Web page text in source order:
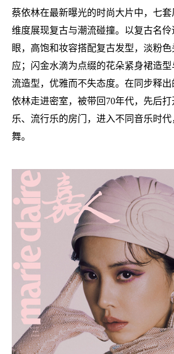
蔡依林在最新曝光的时尚大片中，七
维度展现复古与潮流碰撞。以复古名
眼，高饱和妆容搭配复古发型，淡粉
应；闪金水滴为点缀的花朵紧身裙造
流造型，优雅而不失态度。在同步释
依林走进密室，被带回 70年代，先后
乐、流行乐的房门，进入不同音乐时
舞。